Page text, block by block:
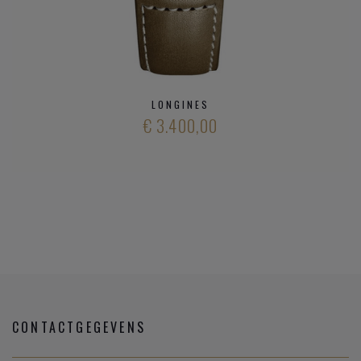
LONGINES
€ 3.400,00
CONTACTGEGEVENS